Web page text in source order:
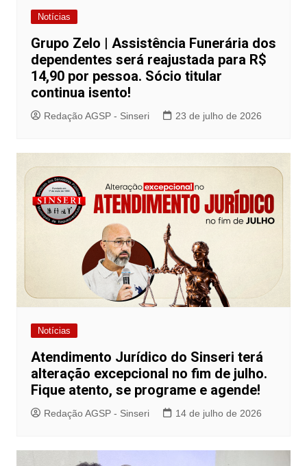
Notícias
Grupo Zelo | Assistência Funerária dos
dependentes será reajustada para R$
14,90 por pessoa. Sócio titular
continua isento!
Redação AGSP - Sinseri 23 de julho de 2026
Notícias
Atendimento Jurídico do Sinseri terá
alteração excepcional no fim de julho.
Fique atento, se programe e agende!
Redação AGSP - Sinseri 14 de julho de 2026